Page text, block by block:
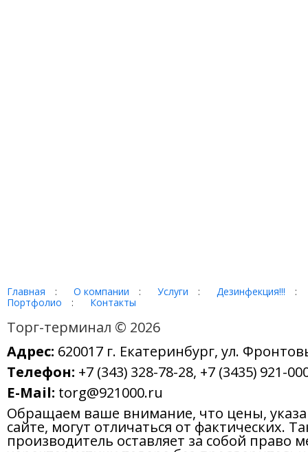
Главная : О компании : Услуги : Дезинфекция!!!
:
Портфолио
: Контакты
Торг-терминал © 2026
Адрес: 620017 г. Екатеринбург, ул.
Телефон: +7 (343) 328-78-28, +7 (3435) 921-
E-Mail: torg@921000.ru
Обращаем ваше внимание, что цены,
сайте, могут отличаться от фактических.
производитель оставляет за собой право